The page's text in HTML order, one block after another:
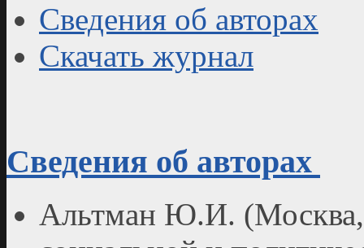
Сведения об авторах
Скачать журнал
Сведения об авторах
Альтман Ю.И. (Москва,